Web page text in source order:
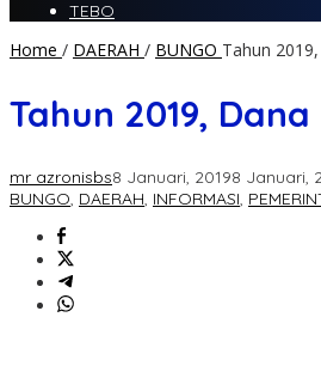
TEBO
Home / DAERAH / BUNGO Tahun
Tahun 2019,
mr azronisbs8 Januari, 20198 Januari,
BUNGO, DAERAH, INFORMASI,